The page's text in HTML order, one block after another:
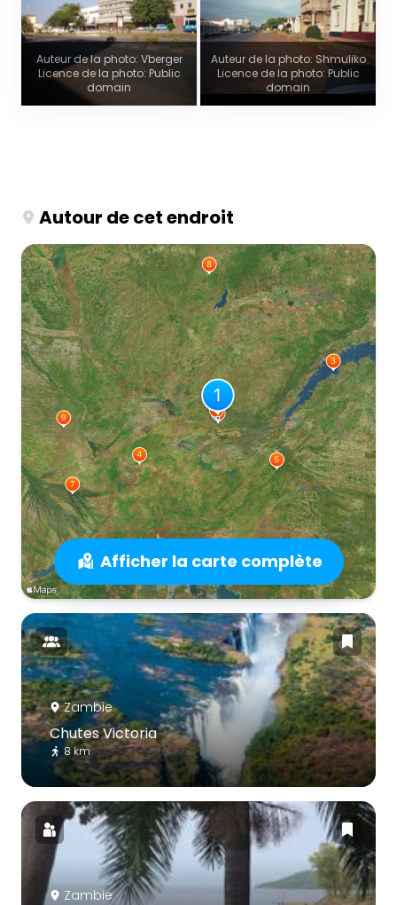
Auteur de la photo: Vberger
Licence de la photo: Public
domain
Auteur de la photo: Shmuliko
Licence de la photo: Public
domain
Autour de cet endroit
Afficher la carte complète
Zambie
Chutes Victoria
8 km
Zambie